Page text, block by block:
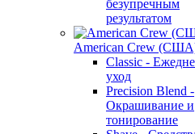
безупречным
результатом
American Crew
Classic -
уход
Precision Blend -
Окрашивание и
тонирование